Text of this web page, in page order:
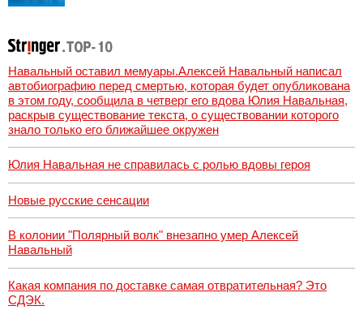
переходить
границу
Навальный оставил мемуары.Алексей Навальный написал
автобиографию перед смертью, которая будет опубликована
в этом году, сообщила в четверг его вдова Юлия Навальная,
раскрыв существование текста, о существовании которого
знало только его ближайшее окружен
Юлия Навальная не справилась с ролью вдовы героя
Новые русские сенсации
В колонии "Полярный волк" внезапно умер Алексей
Навальный
Какая компания по доставке самая отвратительная? Это
СДЭК.